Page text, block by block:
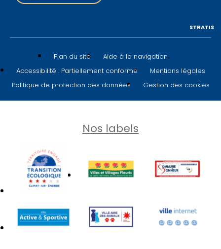
Plan du site
Aide à la navigation
Accessibilité : Partiellement conforme
Mentions légales
Politique de protection des données
Gestion des cookies
STRATIS
Nos labels